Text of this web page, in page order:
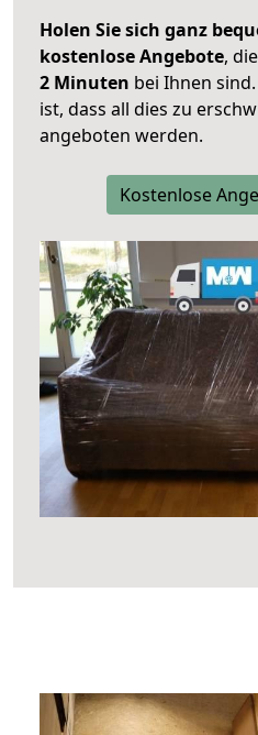
Holen Sie sich ganz
kostenlose Angebote,
2 Minuten bei Ihnen
ist, dass all dies zu
angeboten werden.
Kostenlose